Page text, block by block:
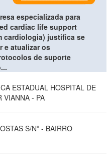
especializada para
cardiac life support
cardiologia) justifica se
e atualizar os
de suporte
ESTADUAL HOSPITAL DE
VIANNA - PA
S/Nº - BAIRRO